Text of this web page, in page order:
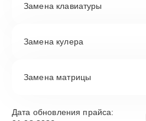
Замена клавиатуры
Замена кулера
Замена матрицы
Дата обновления прайса: